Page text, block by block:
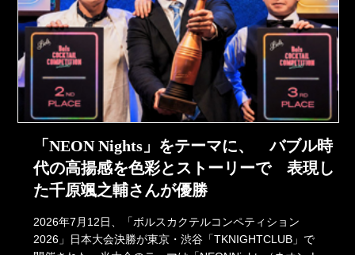
「NEON Nights」をテーマに、 バブル時
代の高揚感を色彩とストーリーで 表現し
た千原颯之輔さんが優勝
2026年7月12日、「ボルスカクテルコンペティション
2026」日本大会決勝が東京・渋谷「TKNIGHTCLUB」で